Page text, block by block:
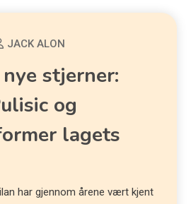
JACK ALON
stjerner:
og
lagets
har gjennom årene vært kjent